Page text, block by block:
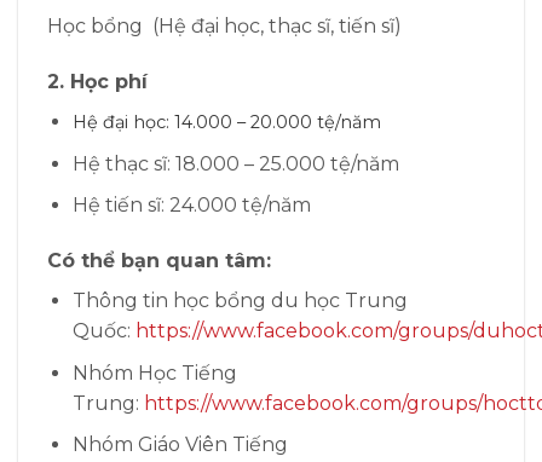
Học bổng (Hệ đại học, thạc sĩ, tiến sĩ)
2. Học phí
Hệ đại học: 14.000 – 20.000 tệ/năm
Hệ thạc sĩ: 18.000 – 25.000 tệ/năm
Hệ tiến sĩ: 24.000 tệ/năm
Có thể bạn quan tâm:
Thông tin học bổng du học Trung
Quốc: https://www.facebook.com/groups/
Nhóm Học Tiếng
Trung: https://www.facebook.com/groups/
Nhóm Giáo Viên Tiếng